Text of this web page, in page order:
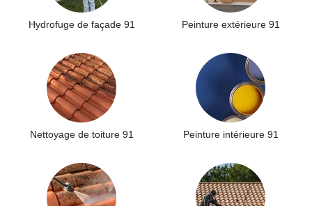
Hydrofuge de façade 91 Peinture extérieure 91
Nettoyage de toiture 91 Peinture intérieure 91